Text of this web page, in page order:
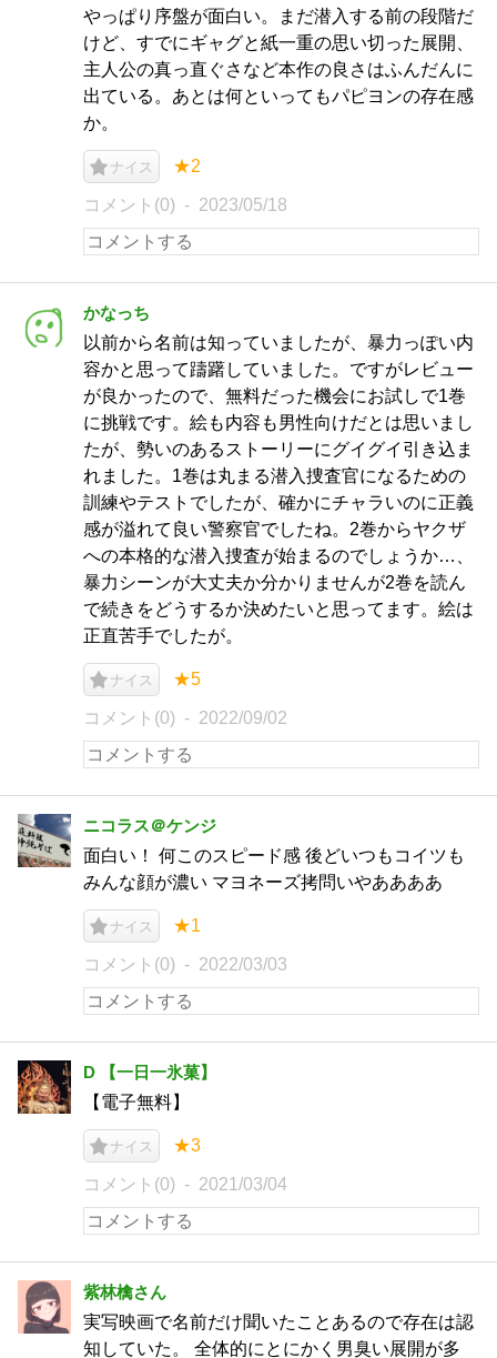
やっぱり序盤が面白い。まだ潜入する前の段階だ
けど、すでにギャグと紙一重の思い切った展開、
主人公の真っ直ぐさなど本作の良さはふんだんに
出ている。あとは何といってもパピヨンの存在感
か。
ナイス ★2
コメント(0) 2023/05/18
かなっち
以前から名前は知っていましたが、暴力っぽい内
容かと思って躊躇していました。ですがレビュー
が良かったので、無料だった機会にお試しで1巻
に挑戦です。絵も内容も男性向けだとは思いまし
たが、勢いのあるストーリーにグイグイ引き込ま
れました。1巻は丸まる潜入捜査官になるための
訓練やテストでしたが、確かにチャラいのに正義
感が溢れて良い警察官でしたね。2巻からヤクザ
への本格的な潜入捜査が始まるのでしょうか…、
暴力シーンが大丈夫か分かりませんが2巻を読ん
で続きをどうするか決めたいと思ってます。絵は
正直苦手でしたが。
ナイス ★5
コメント(0) 2022/09/02
ニコラス＠ケンジ
面白い！ 何このスピード感 後どいつもコイツも
みんな顔が濃い マヨネーズ拷問いやああああ
ナイス ★1
コメント(0) 2022/03/03
D 【一日一氷菓】
【電子無料】
ナイス ★3
コメント(0) 2021/03/04
紫林檎さん
実写映画で名前だけ聞いたことあるので存在は認
知していた。 全体的にとにかく男臭い展開が多